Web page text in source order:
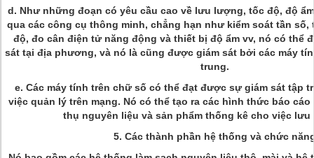
d. Như những đoạn có yêu cầu cao về lưu lượng, tốc độ, độ
qua các công cụ thông minh, chẳng hạn như kiểm soát tần số,
độ, đo cân điện tử năng động và thiết bị độ ẩm vv, nó có thể
sát tại địa phương, và nó là cũng được giám sát bởi các máy
trung.
e. Các máy tính trên chữ số có thể đạt được sự giám sát tập
việc quản lý trên mạng. Nó có thể tạo ra các hình thức báo
thụ nguyên liệu và sản phẩm thống kê cho việc
5. Các thành phần hệ thống và chức